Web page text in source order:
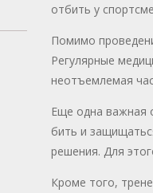
отбить у
Помимо
Регулярные
неотъемлемая
Еще одна важная
бить и
решения. Для
Кроме того,